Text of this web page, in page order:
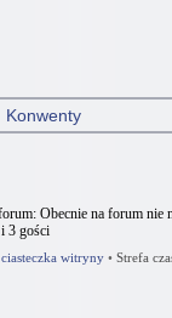
Obecnie na forum nie
3 gości
witryny • Strefa